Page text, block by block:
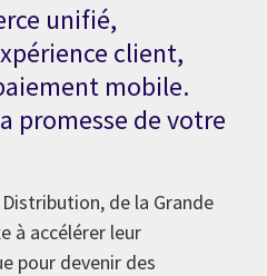
unifié,
client,
mobile.
promesse de votre
de la Grande
à accélérer leur
pour devenir des